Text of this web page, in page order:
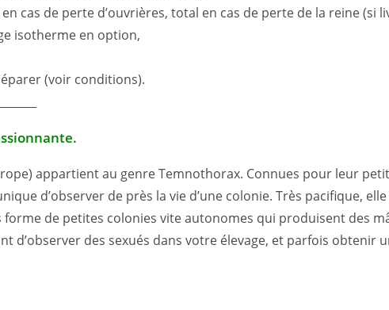
cas de perte d’ouvrières, total en cas de perte de la reine (si
isotherme en option,
(voir conditions).
appartient au genre Temnothorax. Connues pour leur
d’observer de près la vie d’une colonie. Très pacifique,
de petites colonies vite autonomes qui produisent des
d’observer des sexués dans votre élevage, et parfois obtenir